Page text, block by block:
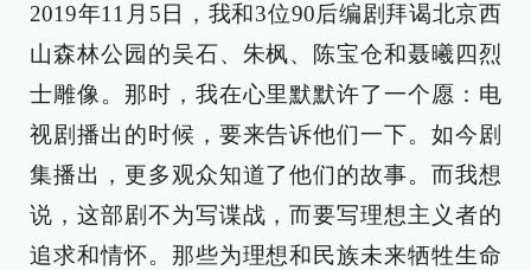
2019年11月5日，我和3位90后编剧拜谒北京西
山森林公园的吴石、朱枫、陈宝仓和聂曦四烈
士雕像。那时，我在心里默默许了一个愿：电
视剧播出的时候，要来告诉他们一下。如今剧
集播出，更多观众知道了他们的故事。而我想
说，这部剧不为写谍战，而要写理想主义者的
追求和情怀。那些为理想和民族未来牺牲生命